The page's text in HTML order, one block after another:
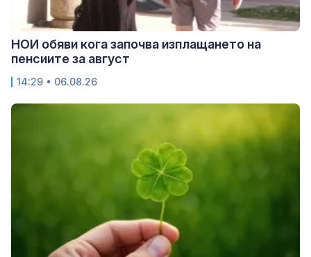
НОИ обяви кога започва изплащането на
пенсиите за август
14:29 • 06.08.26